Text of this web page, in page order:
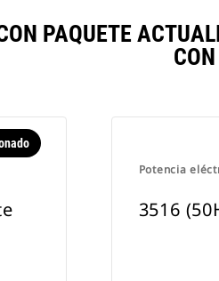
PAQUETE
Potencia
3516